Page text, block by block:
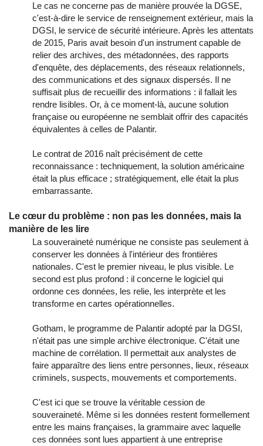
Le cas ne concerne pas de manière prouvée la DGSE,
c'est-à-dire le service de renseignement extérieur, mais la
DGSI, le service de sécurité intérieure. Après les attentats
de 2015, Paris avait besoin d'un instrument capable de
relier des archives, des métadonnées, des rapports
d'enquête, des déplacements, des réseaux relationnels,
des communications et des signaux dispersés. Il ne
suffisait plus de recueillir des informations : il fallait les
rendre lisibles. Or, à ce moment-là, aucune solution
française ou européenne ne semblait offrir des capacités
équivalentes à celles de Palantir.
Le contrat de 2016 naît précisément de cette
reconnaissance : techniquement, la solution américaine
était la plus efficace ; stratégiquement, elle était la plus
embarrassante.
Le cœur du problème : non pas les données, mais la
manière de les lire
La souveraineté numérique ne consiste pas seulement à
conserver les données à l'intérieur des frontières
nationales. C'est le premier niveau, le plus visible. Le
second est plus profond : il concerne le logiciel qui
ordonne ces données, les relie, les interprète et les
transforme en cartes opérationnelles.
Gotham, le programme de Palantir adopté par la DGSI,
n'était pas une simple archive électronique. C'était une
machine de corrélation. Il permettait aux analystes de
faire apparaître des liens entre personnes, lieux, réseaux
criminels, suspects, mouvements et comportements.
C'est ici que se trouve la véritable cession de
souveraineté. Même si les données restent formellement
entre les mains françaises, la grammaire avec laquelle
ces données sont lues appartient à une entreprise